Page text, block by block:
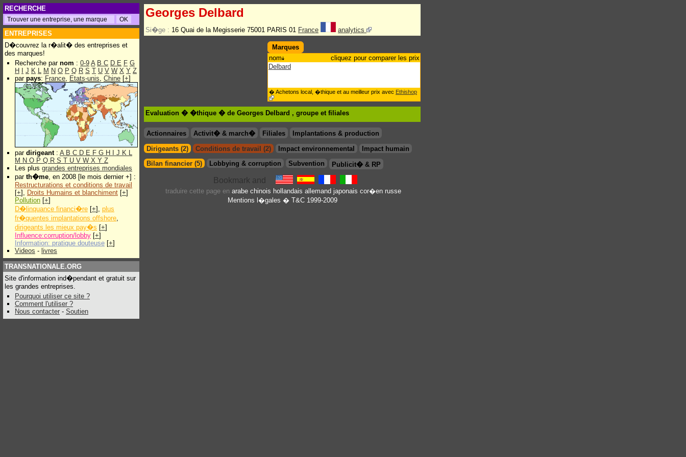
RECHERCHE
ENTREPRISES
D�couvrez la r�alit� des entreprises et
des marques!
Recherche par nom : 0-9 A B C D E F G
H
J K L M N O P Q R S T U V W X Y Z
par pays: France, Etats-unis, Chine [+]
par dirigeant: A B C D E F G H J K L
M N O P Q R S T U V W X Y Z
Les plus grandes entreprises mondiales
par th�me, en 2008 [le mois dernier +] :
Restructurations et conditions de travail
[+], Droits Humains et blanchiment [+]
Pollution [+]
D�linquance financi�re [+], plus
fr�quentes implantations offshore,
dirigeants les mieux pay�s [+]
Influence:corruption/lobby [+]
Information: pratique douteuse [+]
Videos - livres
TRANSNATIONALE.ORG
Site d'information ind�pendant et gratuit sur
les grandes entreprises.
Pourquoi utiliser ce site ?
Comment l'utiliser ?
Nous contacter - Soutien
Georges Delbard
Si�ge : 16 Quai de la Megisserie 75001 PARIS 01 France analytics
Marques
nom
cliquez pour comparer les prix
Delbard
� Achetons local, �thique et au meilleur prix avec Ethishop
Evaluation � �thique � de Georges Delbard , groupe et filiales
Actionnaires Activit� & march� Filiales
Implantations & production
Dirigeants (2)
Conditions de travail (2) Impact environnemental
Impact humain
Bilan financier (5)
Lobbying & corruption Subvention Publicit� & RP
traduire cette page en arabe chinois hollandais allemand japonais cor�en russe
Mentions l�gales � T&C 1999-2009